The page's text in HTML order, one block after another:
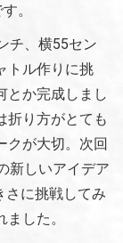
。
チ、横55セン
トル作りに挑
とか完成しまし
折り方がとても
クが大切。次回
新しいアイデア
さに挑戦してみ
した。